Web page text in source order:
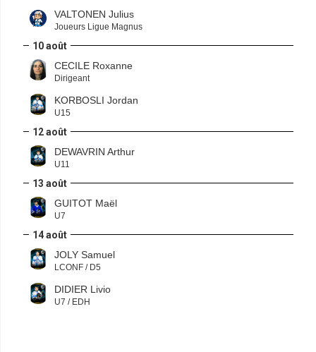
VALTONEN Julius
Joueurs Ligue Magnus
10 août
CECILE Roxanne
Dirigeant
KORBOSLI Jordan
U15
12 août
DEWAVRIN Arthur
U11
13 août
GUITOT Maël
U7
14 août
JOLY Samuel
LCONF / D5
DIDIER Livio
U7 / EDH